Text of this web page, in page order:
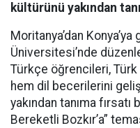
kültürünü yakından
Moritanya’dan
Üniversitesi’nde
Türkçe öğrencileri, Türk
hem dil becerilerini
yakından tanıma fırsatı
Bereketli Bozkır’a”